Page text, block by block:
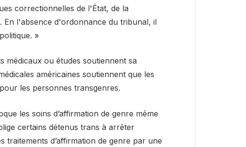
correctionnelles de l'État, de la
En l'absence d'ordonnance du tribunal, il
»
médicaux ou études soutiennent sa
américaines soutiennent que les
les personnes transgenres.
les soins d’affirmation de genre même
certains détenus trans à arrêter
traitements d’affirmation de genre par une